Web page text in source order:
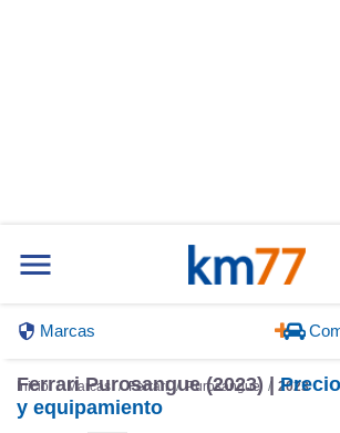
Marcas
Inicio Marcas Ferrari Purosangue 2023
Ferrari Purosangue (2023) |
y equipamiento